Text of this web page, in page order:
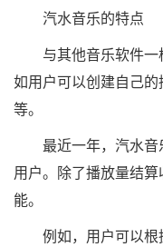
汽水音乐的特点
与其他音乐软件一
如用户可以创建自己
等。
最近一年，汽水音
用户。除了播放量结
能。
例如，用户可以根